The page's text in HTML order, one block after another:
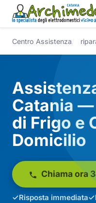
Centro Assistenza
Catania —
di Frigo e
Domicilio
Chiama ora
Risposta immediata